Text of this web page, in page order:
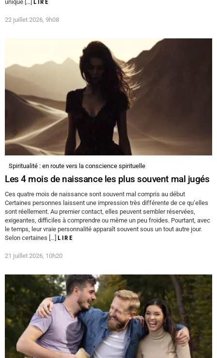
unique […] LIRE
22 juillet 2026, 9h08
Spiritualité : en route vers la conscience spirituelle
Les 4 mois de naissance les plus souvent mal jugés
Ces quatre mois de naissance sont souvent mal compris au début
Certaines personnes laissent une impression très différente de ce qu’elles
sont réellement. Au premier contact, elles peuvent sembler réservées,
exigeantes, difficiles à comprendre ou même un peu froides. Pourtant, avec
le temps, leur vraie personnalité apparaît souvent sous un tout autre jour.
Selon certaines […] LIRE
21 juillet 2026, 10h20